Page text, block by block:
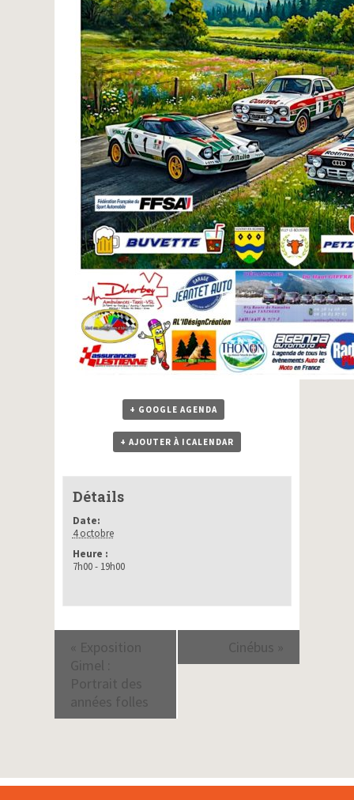
+ GOOGLE AGENDA
+ AJOUTER À ICALENDAR
Détails
Date:
4 octobre
Heure :
7h00 - 19h00
Navigation
évènement
« Exposition
Gimel :
Portrait des
années folles
Cinébus »